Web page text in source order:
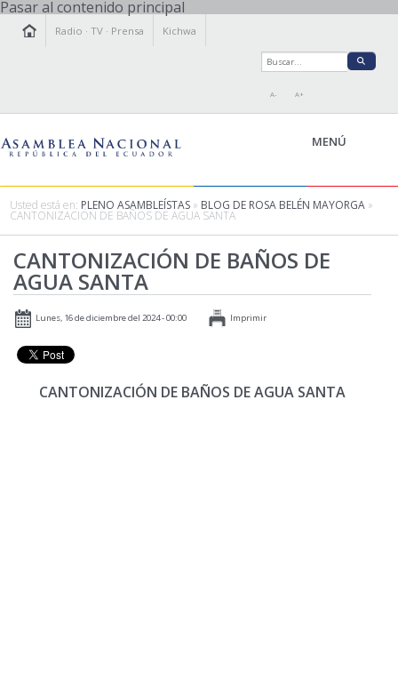
Pasar al contenido principal
Radio ·TV · Prensa Kichwa
A- A+
MENÚ
LEGISLAMOS
FISCALIZAMOS
TRANSPARENCIA
PRENSA
PARTICIPACIÓN
AGENDA
Usted está en: PLENO ASAMBLEÍSTAS » BLOG DE ROSA BELÉN MAYORGA »
CANTONIZACIÓN DE BAÑOS DE AGUA SANTA
CANTONIZACIÓN DE BAÑOS DE
AGUA SANTA
Lunes, 16 de diciembre del 2024 - 00:00 Imprimir
CANTONIZACIÓN DE BAÑOS DE AGUA SANTA